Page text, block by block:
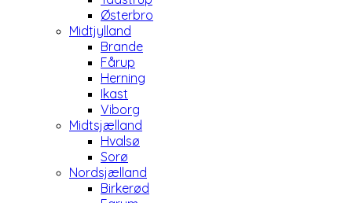
Østerbro
Midtjylland
Brande
Fårup
Herning
Ikast
Viborg
Midtsjælland
Hvalsø
Sorø
Nordsjælland
Birkerød